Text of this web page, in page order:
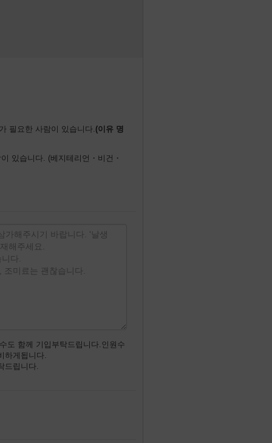
필요한 사람이 있습니다.
있습니다. (베지테리언・비건・
도 함께 기입부탁드립니다.인원수
하게됩니다.
드립니다.